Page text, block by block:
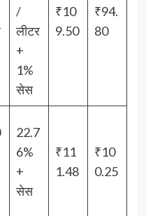
/
लीटर
+
1%
सेस
₹10
9.50
₹94.
80
22.7
6%
+
सेस
₹11
1.48
₹10
0.25